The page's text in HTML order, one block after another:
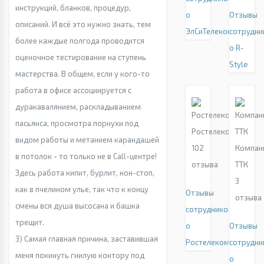
инструкций, бланков, процедур,
описаний. И всё это нужно знать, тем
более каждые полгода проводится
оценочное тестирование на ступень
мастерства. В общем, если у кого-то
работа в офисе ассоциируется с
дуракавалянием, раскладыванием
пасьянса, просмотра порнухи под
видом работы и метанием карандашей
в потолок - то только не в Call-центре!
Здесь работа кипит, бурлит, нон-стоп,
как в пчелином улье, так что к концу
смены вся душа высосана и башка
трещит.
3) Самая главная причина, заставившая
меня покинуть гнилую контору под
о
ЭлСиТелеком
Отзывы
о R-
Style
Ростелеком
102
отзыва
Отзывы
сотрудников
о
Ростелеком
ТТК
3
отзыва
Отзывы
о